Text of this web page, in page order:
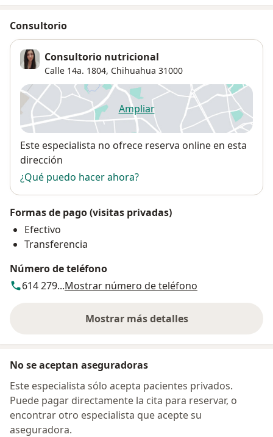
Consultorio
Consultorio nutricional
Calle 14a. 1804, Chihuahua 31000
Ampliarse abre en una nueva
Disponibilidad
Este especialista no ofrece reserva online en esta
dirección
¿Qué puedo hacer ahora?
Formas de pago (visitas privadas)
Efectivo
Transferencia
Número de teléfono
614 279...Mostrar número de teléfono
Mostrar más detalles
sobre la dirección
No se aceptan aseguradoras
Este especialista sólo acepta pacientes privados.
Puede pagar directamente la cita para reservar, o
encontrar otro especialista que acepte su
aseguradora.